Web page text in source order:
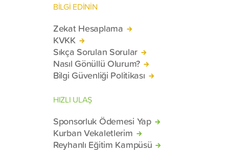
BİLGİ EDİNİN
Zekat Hesaplama
KVKK
Sıkça Sorulan Sorular
Nasıl Gönüllü Olurum?
Bilgi Güvenliği Politikası
HIZLI ULAŞ
Sponsorluk Ödemesi Yap
Kurban Vekaletlerim
Reyhanlı Eğitim Kampüsü